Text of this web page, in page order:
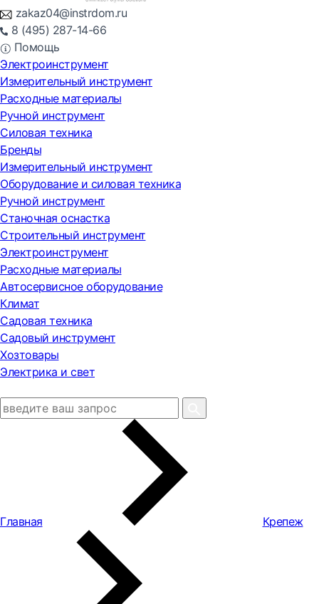
zakaz04@instrdom.ru
8 (495) 287-14-66
Помощь
Электроинструмент
Измерительный инструмент
Расходные материалы
Ручной инструмент
Силовая техника
Бренды
Измерительный инструмент
Оборудование и силовая техника
Ручной инструмент
Станочная оснастка
Строительный инструмент
Электроинструмент
Расходные материалы
Автосервисное оборудование
Климат
Садовая техника
Садовый инструмент
Хозтовары
Электрика и свет
Главная Крепеж